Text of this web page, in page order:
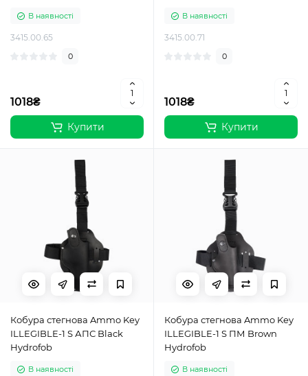
В наявності
3415.00.65
0
1018₴
Купити
В наявності
3415.00.71
0
1018₴
Купити
Кобура стегнова Ammo Key
ILLEGIBLE-1 S АПС Black
Hydrofob
В наявності
Кобура стегнова Ammo Key
ILLEGIBLE-1 S ПМ Brown
Hydrofob
В наявності